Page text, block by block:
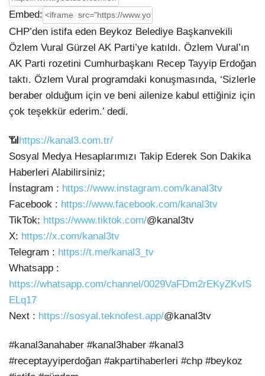
Embed:
CHP’den istifa eden Beykoz Belediye Başkanvekili
Özlem Vural Gürzel AK Parti’ye katıldı. Özlem Vural’ın
AK Parti rozetini Cumhurbaşkanı Recep Tayyip Erdoğan
taktı. Özlem Vural programdaki konuşmasında, ‘Sizlerle
beraber olduğum için ve beni ailenize kabul ettiğiniz için
çok teşekkür ederim.’ dedi.
📶https://kanal3.com.tr/
Sosyal Medya Hesaplarımızı Takip Ederek Son Dakika
Haberleri Alabilirsiniz;
İnstagram : https://www.instagram.com/kanal3tv
Facebook : https://www.facebook.com/kanal3tv
TikTok: https://www.tiktok.com/@kanal3tv
X: https://x.com/kanal3tv
Telegram : https://t.me/kanal3_tv
Whatsapp :
https://whatsapp.com/channel/0029VaFDm2rEKyZKvlS
ELq17
Next : https://sosyal.teknofest.app/@kanal3tv
#kanal3anahaber #kanal3haber #kanal3
#receptayyiperdoğan #akpartihaberleri #chp #beykoz